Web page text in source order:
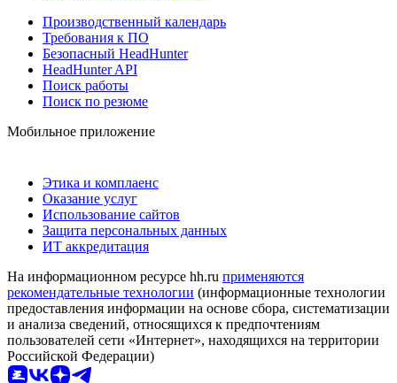
Производственный календарь
Требования к ПО
Безопасный HeadHunter
HeadHunter API
Поиск работы
Поиск по резюме
Мобильное приложение
Этика и комплаенс
Оказание услуг
Использование сайтов
Защита персональных данных
ИТ аккредитация
На информационном ресурсе hh.ru применяются
рекомендательные технологии (информационные технологии
предоставления информации на основе сбора, систематизации
и анализа сведений, относящихся к предпочтениям
пользователей сети «Интернет», находящихся на территории
Российской Федерации)